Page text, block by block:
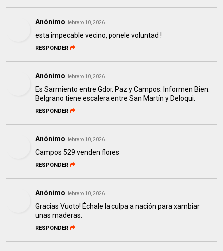
Anónimo febrero 10, 2026
esta impecable vecino, ponele voluntad !
RESPONDER
Anónimo febrero 10, 2026
Es Sarmiento entre Gdor. Paz y Campos. Informen Bien.
Belgrano tiene escalera entre San Martín y Deloqui.
RESPONDER
Anónimo febrero 10, 2026
Campos 529 venden flores
RESPONDER
Anónimo febrero 10, 2026
Gracias Vuoto! Échale la culpa a nación para xambiar
unas maderas.
RESPONDER